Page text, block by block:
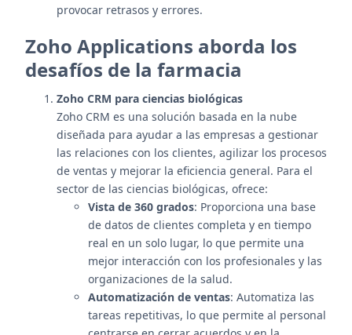
provocar retrasos y errores.
Zoho Applications aborda los
desafíos de la farmacia
Zoho CRM para ciencias biológicas
Zoho CRM es una solución basada en la nube
diseñada para ayudar a las empresas a gestionar
las relaciones con los clientes, agilizar los procesos
de ventas y mejorar la eficiencia general. Para el
sector de las ciencias biológicas, ofrece:
Vista de 360 grados: Proporciona una base
de datos de clientes completa y en tiempo
real en un solo lugar, lo que permite una
mejor interacción con los profesionales y las
organizaciones de la salud.
Automatización de ventas: Automatiza las
tareas repetitivas, lo que permite al personal